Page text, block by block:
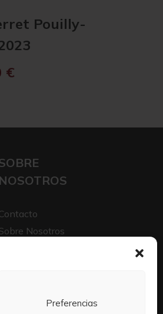
Preferencias
Pouilly-
€
NOSOTROS
Nosotros